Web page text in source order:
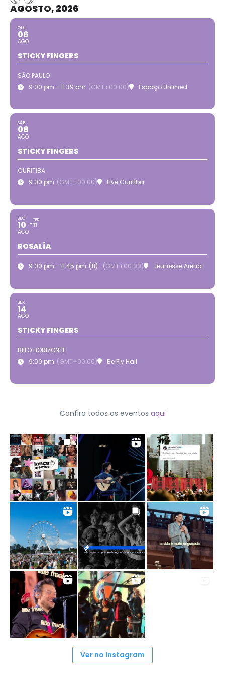
AGOSTO, 2026
QUI
06
AGO
STICKY FINGERS
SÃO PAULO
9:00 pm - 11:39 pm (GMT+00:00) Espaço Unimed
SÁB
08
AGO
STICKY FINGERS
CURITIBA
9:00 pm (GMT+00:00) Live Curitiba
SEG
10
AGO
TER
11
ROSALÍA
9:00 pm - 11:45 pm (11) (GMT+00:00) Jeunesse Arena
SEX
14
AGO
STICKY FINGERS
BELO HORIZONTE
9:00 pm (GMT+00:00) Be Fly Hall
Confira todos os eventos aqui
Ver no Instagram